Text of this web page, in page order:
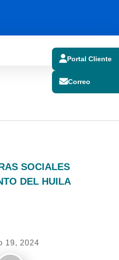
Portal Cliente
Correo
SOCIALES
DEL HUILA
19, 2024